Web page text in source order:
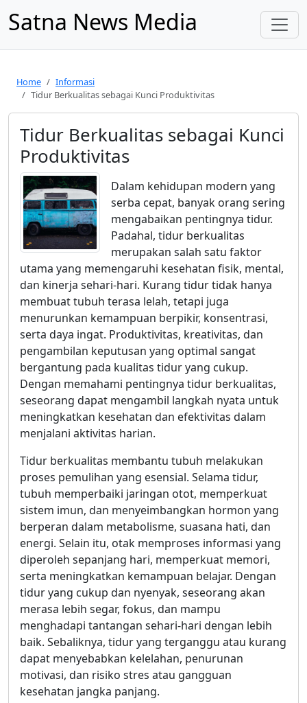
Satna News Media
Home
Informasi
Tidur Berkualitas sebagai Kunci Produktivitas
Tidur Berkualitas sebagai Kunci
Produktivitas
Dalam kehidupan modern yang
serba cepat, banyak orang sering
mengabaikan pentingnya tidur.
Padahal, tidur berkualitas
merupakan salah satu faktor
utama yang memengaruhi kesehatan fisik, mental,
dan kinerja sehari-hari. Kurang tidur tidak hanya
membuat tubuh terasa lelah, tetapi juga
menurunkan kemampuan berpikir, konsentrasi,
serta daya ingat. Produktivitas, kreativitas, dan
pengambilan keputusan yang optimal sangat
bergantung pada kualitas tidur yang cukup.
Dengan memahami pentingnya tidur berkualitas,
seseorang dapat mengambil langkah nyata untuk
meningkatkan kesehatan dan efektivitas dalam
menjalani aktivitas harian.
Tidur berkualitas membantu tubuh melakukan
proses pemulihan yang esensial. Selama tidur,
tubuh memperbaiki jaringan otot, memperkuat
sistem imun, dan menyeimbangkan hormon yang
berperan dalam metabolisme, suasana hati, dan
energi. Selain itu, otak memproses informasi yang
diperoleh sepanjang hari, memperkuat memori,
serta meningkatkan kemampuan belajar. Dengan
tidur yang cukup dan nyenyak, seseorang akan
merasa lebih segar, fokus, dan mampu
menghadapi tantangan sehari-hari dengan lebih
baik. Sebaliknya, tidur yang terganggu atau kurang
dapat menyebabkan kelelahan, penurunan
motivasi, dan risiko stres atau gangguan
kesehatan jangka panjang.